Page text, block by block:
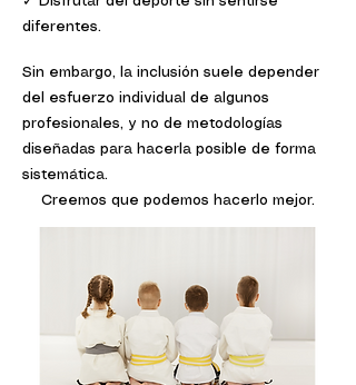
diferentes.
Sin embargo, la inclusión suele depender
del esfuerzo individual de algunos
profesionales, y no de metodologías
diseñadas para hacerla posible de forma
sistemática.
Creemos que podemos hacerlo mejor.